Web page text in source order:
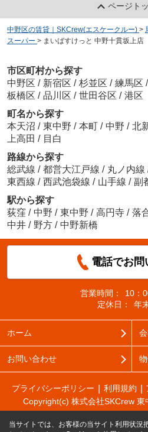
ページト
中野区の賃貸｜SKCrew(エスケークルー) >
スーパー > まいばすけっと 中野十貫坂上店
市区町村から探す
中野区 / 新宿区 / 杉並区 / 練馬区 /
板橋区 / 品川区 / 世田谷区 / 港区
町名から探す
本天沼 / 東中野 / 本町 / 中野 / 北
上高田 / 目白
路線から探す
総武線 / 都営大江戸線 / 丸ノ内線
東西線 / 西武池袋線 / 山手線 / 副
駅から探す
荻窪 / 中野 / 東中野 / 高円寺 / 落
中井 / 野方 / 中野新橋
電話でお問
営業時間：
10：
定休日：
年
ホーム
お問い合わせ
プライバシーポリシー 利用規約
Copyright(c) 株式会社SKCrew 東
当サイトでは、お客様の当サイト利用状況